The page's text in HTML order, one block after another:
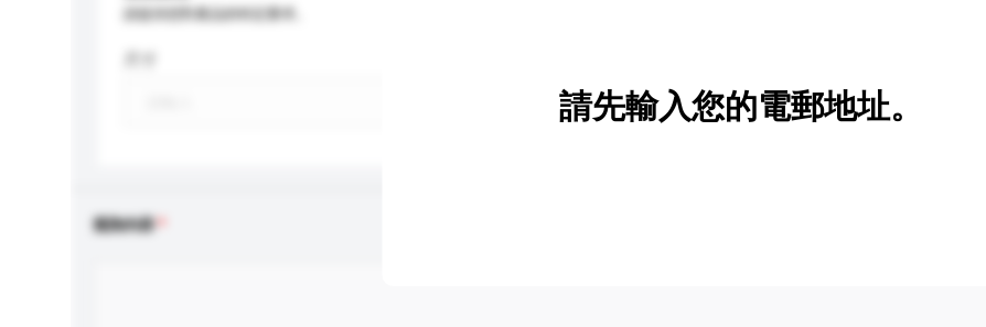
新增/刪除選項
查詢內容
請先輸入您的電郵地址。